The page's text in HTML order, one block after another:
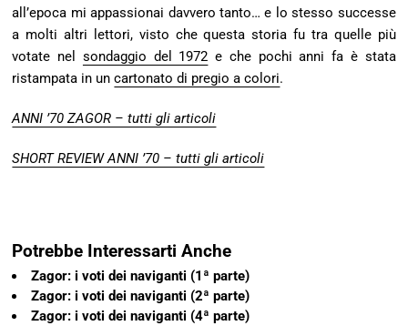
all’epoca mi appassionai davvero tanto… e lo stesso successe
a molti altri lettori, visto che questa storia fu tra quelle più
votate nel sondaggio del 1972 e che pochi anni fa è stata
ristampata in uncartonato di pregio a colori.
ANNI ’70 ZAGOR – tutti gli articoli
SHORT REVIEW ANNI ’70 – tutti gli articoli
Potrebbe Interessarti Anche
Zagor: i voti dei naviganti (1ª parte)
Zagor: i voti dei naviganti (2ª parte)
Zagor: i voti dei naviganti (4ª parte)